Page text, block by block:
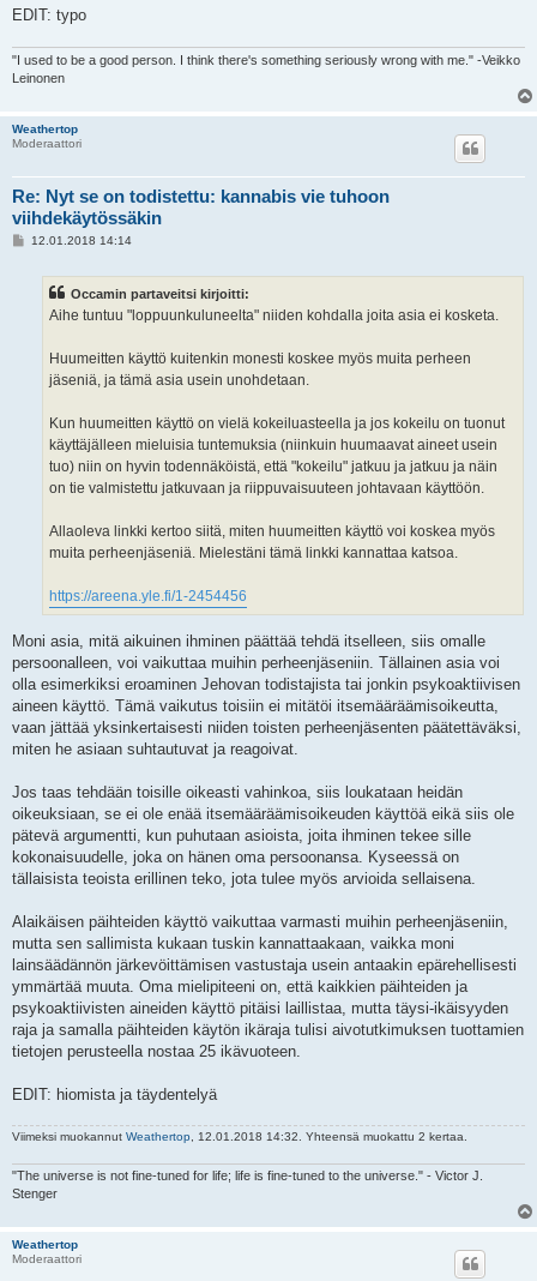
EDIT: typo
"I used to be a good person. I think there's something seriously wrong with me." -Veikko
Leinonen
Weathertop
Moderaattori
Re: Nyt se on todistettu: kannabis vie tuhoon
viihdekäytössäkin
V12.01.2018 14:14
Occamin partaveitsi kirjoitti:
Aihe tuntuu "loppuunkuluneelta" niiden kohdalla joita asia ei kosketa.
Huumeitten käyttö kuitenkin monesti koskee myös muita perheen
jäseniä, ja tämä asia usein unohdetaan.
Kun huumeitten käyttö on vielä kokeiluasteella ja jos kokeilu on tuonut
käyttäjälleen mieluisia tuntemuksia (niinkuin huumaavat aineet usein
tuo) niin on hyvin todennäköistä, että "kokeilu" jatkuu ja jatkuu ja näin
on tie valmistettu jatkuvaan ja riippuvaisuuteen johtavaan käyttöön.
Allaoleva linkki kertoo siitä, miten huumeitten käyttö voi koskea myös
muita perheenjäseniä. Mielestäni tämä linkki kannattaa katsoa.
https://areena.yle.fi/1-2454456
Moni asia, mitä aikuinen ihminen päättää tehdä itselleen, siis omalle
persoonalleen, voi vaikuttaa muihin perheenjäseniin. Tällainen asia voi
olla esimerkiksi eroaminen Jehovan todistajista tai jonkin psykoaktiivisen
aineen käyttö. Tämä vaikutus toisiin ei mitätöi itsemääräämisoikeutta,
vaan jättää yksinkertaisesti niiden toisten perheenjäsenten päätettäväksi,
miten he asiaan suhtautuvat ja reagoivat.
Jos taas tehdään toisille oikeasti vahinkoa, siis loukataan heidän
oikeuksiaan, se ei ole enää itsemääräämisoikeuden käyttöä eikä siis ole
pätevä argumentti, kun puhutaan asioista, joita ihminen tekee sille
kokonaisuudelle, joka on hänen oma persoonansa. Kyseessä on
tällaisista teoista erillinen teko, jota tulee myös arvioida sellaisena.
Alaikäisen päihteiden käyttö vaikuttaa varmasti muihin perheenjäseniin,
mutta sen sallimista kukaan tuskin kannattaakaan, vaikka moni
lainsäädännön järkevöittämisen vastustaja usein antaakin epärehellisesti
ymmärtää muuta. Oma mielipiteeni on, että kaikkien päihteiden ja
psykoaktiivisten aineiden käyttö pitäisi laillistaa, mutta täysi-ikäisyyden
raja ja samalla päihteiden käytön ikäraja tulisi aivotutkimuksen tuottamien
tietojen perusteella nostaa 25 ikävuoteen.
EDIT: hiomista ja täydentelyä
Viimeksi muokannut Weathertop , 12.01.2018 14:32. Yhteensä muokattu 2 kertaa.
"The universe is not fine-tuned for life; life is fine-tuned to the universe." - Victor J.
Stenger
Weathertop
Moderaattori